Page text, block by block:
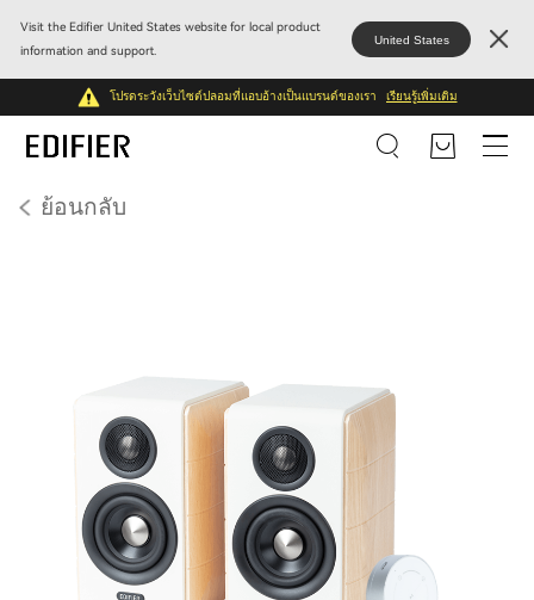
Visit the Edifier United States website for local product
information and support.
United States
โปรดระวังเว็บไซต์ปลอมที่แอบอ้างเป็นแบรนด์ของเรา เรียนรู้เพิ่มเติม
ย้อนกลับ